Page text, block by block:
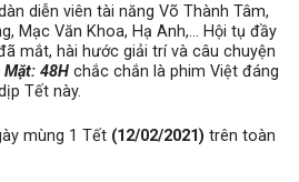
diễn viên tài năng Võ Thành Tâm,
Mạc Văn Khoa, Hạ Anh,… Hội tụ đầy
mắt, hài hước giải trí và câu chuyện
Mặt: 48H chắc chắn là phim Việt đáng
Tết này.
mùng 1 Tết (12/02/2021) trên toàn